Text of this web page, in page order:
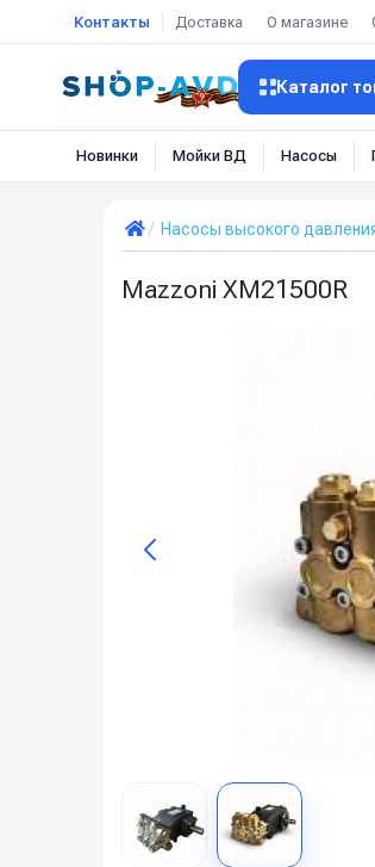
Контакты Доставка О магазине
Каталог
Новинки Мойки ВД Насосы
Насосы высокого
Mazzoni XM21500R